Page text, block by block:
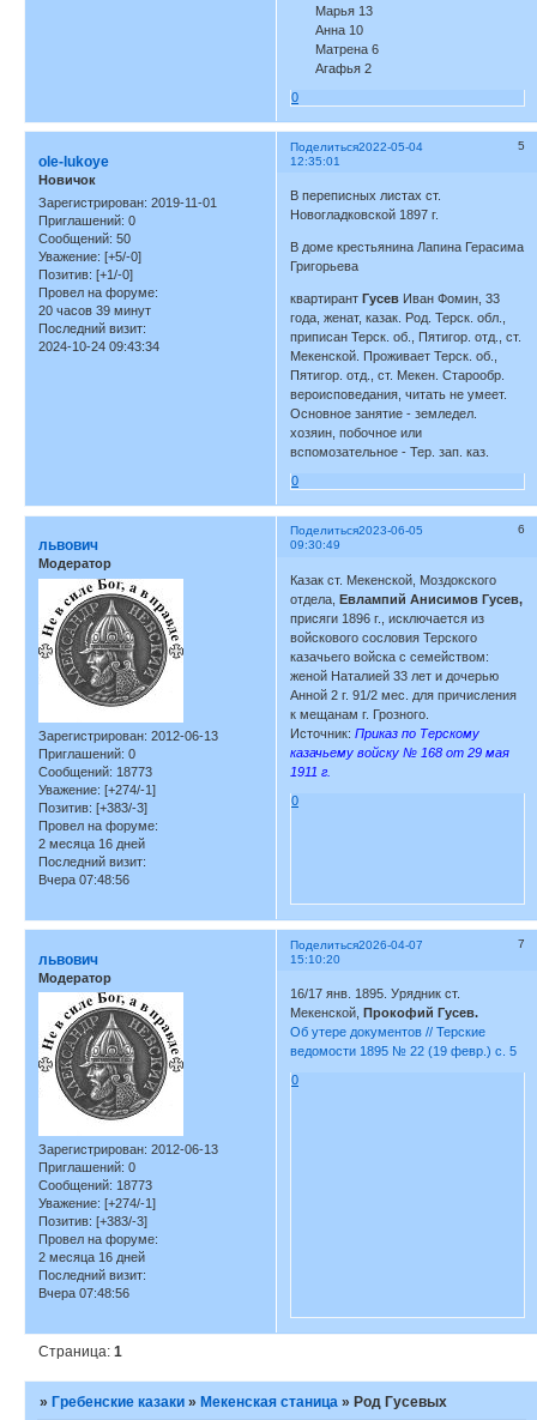
Марья 13
Анна 10
Матрена 6
Агафья 2
0
Поделиться 5
2022-05-04
12:35:01
ole-lukoye
Новичок
Зарегистрирован: 2019-11-01
Приглашений: 0
Сообщений: 50
Уважение: [+5/-0]
Позитив: [+1/-0]
Провел на форуме:
20 часов 39 минут
Последний визит:
2024-10-24 09:43:34
В переписных листах ст.
Новогладковской 1897 г.
В доме крестьянина Лапина Герасима
Григорьева
квартирант Гусев Иван Фомин, 33
года, женат, казак. Род. Терск. обл.,
приписан Терск. об., Пятигор. отд., ст.
Мекенской. Проживает Терск. об.,
Пятигор. отд., ст. Мекен. Старообр.
вероисповедания, читать не умеет.
Основное занятие - земледел.
хозяин, побочное или
вспомозательное - Тер. зап. каз.
0
Поделиться 6
2023-06-05
09:30:49
львович
Модератор
Зарегистрирован: 2012-06-13
Приглашений: 0
Сообщений: 18773
Уважение: [+274/-1]
Позитив: [+383/-3]
Провел на форуме:
2 месяца 16 дней
Последний визит:
Вчера 07:48:56
Казак ст. Мекенской, Моздокского
отдела,Евлампий Анисимов Гусев,
присяги 1896 г., исключается из
войскового сословия Терского
казачьего войска с семейством:
женой Наталией 33 лет и дочерью
Анной 2 г. 91/2 мес. для причисления
к мещанам г. Грозного.
Источник:Приказ по Терскому
казачьему войску № 168 от 29 мая
1911 г.
0
Поделиться 7
2026-04-07
15:10:20
львович
Модератор
Зарегистрирован: 2012-06-13
Приглашений: 0
Сообщений: 18773
Уважение: [+274/-1]
Позитив: [+383/-3]
Провел на форуме:
2 месяца 16 дней
Последний визит:
Вчера 07:48:56
16/17 янв. 1895. Урядник ст.
Мекенской,Прокофий Гусев.
Об утере документов // Терские
ведомости 1895 № 22 (19 февр.) с. 5
0
Страница:1
»Гребенские казаки »Мекенская станица »Род Гусевых